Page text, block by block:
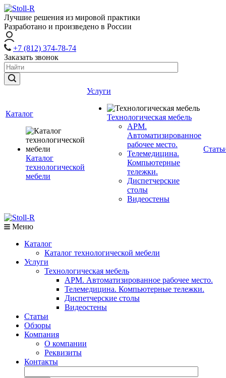
Лучшие решения из мировой практики
Разработано и произведено в России
+7 (812) 374-78-74
Заказать звонок
Каталог
Каталог
технологической
мебели
Услуги
Технологическая мебель
АРМ.
Автоматизированное
рабочее место.
Телемедицина.
Компьютерные
тележки.
Диспетчерские
столы
Видеостены
Меню
Каталог
Каталог технологической мебели
Услуги
Технологическая мебель
АРМ. Автоматизированное рабочее место.
Телемедицина. Компьютерные тележки.
Диспетчерские столы
Видеостены
Статьи
Обзоры
Компания
О компании
Реквизиты
Контакты